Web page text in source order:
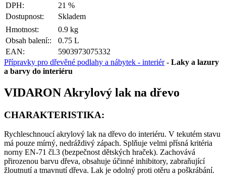
DPH:
21 %
Dostupnost:
Skladem
Hmotnost:
0.9 kg
Obsah balení::
0.75 L
EAN:
5903973075332
Přípravky pro dřevěné podlahy a nábytek - interiér- Laky a lazury
a barvy do interiéru
VIDARON Akrylový lak na dřevo
CHARAKTERISTIKA:
Rychleschnoucí akrylový lak na dřevo do interiéru. V tekutém stavu
má pouze mírný, nedráždivý zápach. Splňuje velmi přísná kritéria
norny EN-71 čl.3 (bezpečnost dětských hraček). Zachovává
přirozenou barvu dřeva, obsahuje účinné inhibitory, zabraňující
žloutnutí a tmavnutí dřeva. Lak je odolný proti otěru a poškrábání.